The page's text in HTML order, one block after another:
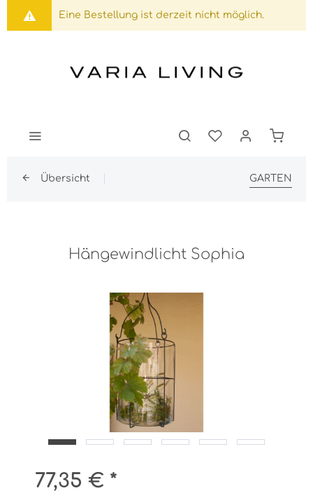
Eine Bestellung ist derzeit nicht möglich.
Übersicht GARTEN
Hängewindlicht Sophia
77,35 € *